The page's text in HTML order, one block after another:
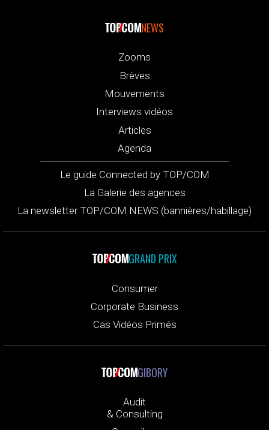
NEWS
Zooms
Brèves
Mouvements
Interviews vidéos
Articles
Agenda
Le guide Connected by TOP/COM
La Galerie des agences
La newsletter TOP/COM NEWS (bannières/habillage)
GRAND PRIX
Consumer
Corporate Business
Cas Vidéos Primés
GIBORY
Audit
& Consulting